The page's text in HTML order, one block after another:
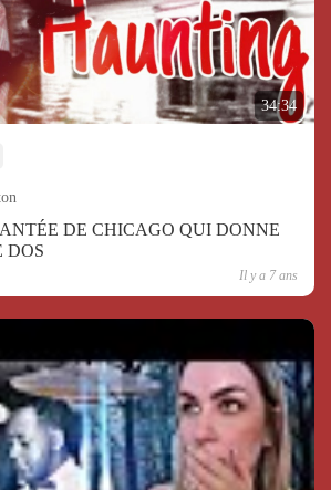
34:34
DE CHICAGO QUI DONNE
DOS
Il y a 7 ans